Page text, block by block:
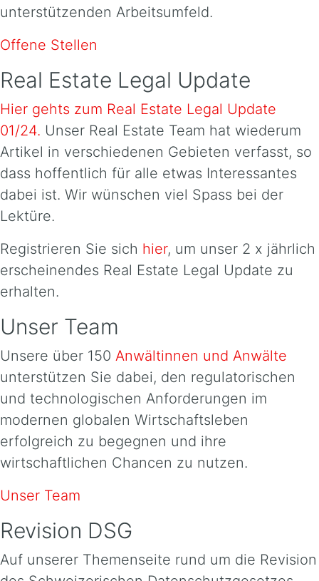
unterstützenden Arbeitsumfeld.
Offene Stellen
Real Estate Legal Update
Hier gehts zum Real Estate Legal Update
01/24. Unser Real Estate Team hat wiederum
Artikel in verschiedenen Gebieten verfasst, so
dass hoffentlich für alle etwas Interessantes
dabei ist. Wir wünschen viel Spass bei der
Lektüre.
Registrieren Sie sich hier, um unser 2 x jährlich
erscheinendes Real Estate Legal Update zu
erhalten.
Unser Team
Unsere über 150 Anwältinnen und Anwälte
unterstützen Sie dabei, den regulatorischen
und technologischen Anforderungen im
modernen globalen Wirtschaftsleben
erfolgreich zu begegnen und ihre
wirtschaftlichen Chancen zu nutzen.
Unser Team
Revision DSG
Auf unserer Themenseite rund um die Revision